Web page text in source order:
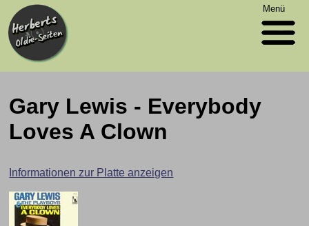
Menü
Gary Lewis - Everybody
Loves A Clown
Informationen zur Platte anzeigen